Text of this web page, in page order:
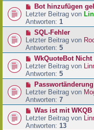
Bot hinzufügen
Letzter Beitrag von
Antworten: 1
SQL-Fehler
Letzter Beitrag von
Antworten: 5
WkQuoteBot
Letzter Beitrag von
Antworten: 5
Letzter Beitrag von
Antworten: 7
Was ist mit
Letzter Beitrag von
Antworten: 13